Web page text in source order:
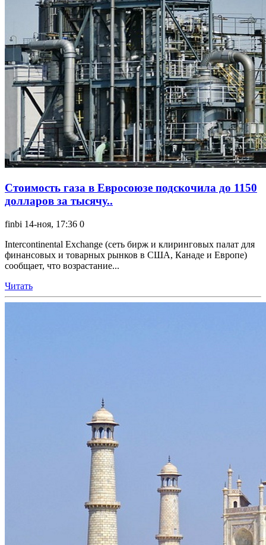
Стоимость газа в Евросоюзе подскочила до 1150
долларов за тысячу..
finbi 14-ноя, 17:36 0
Intercontinental Exchange (сеть бирж и клиринговых палат для
финансовых и товарных рынков в США, Канаде и Европе)
сообщает, что возрастание...
Читать